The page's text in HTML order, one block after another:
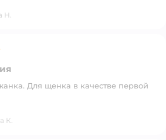
Н.
Для щенка в качестве первой
К.